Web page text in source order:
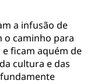
a infusão de
o caminho para
ficam aquém de
cultura e das